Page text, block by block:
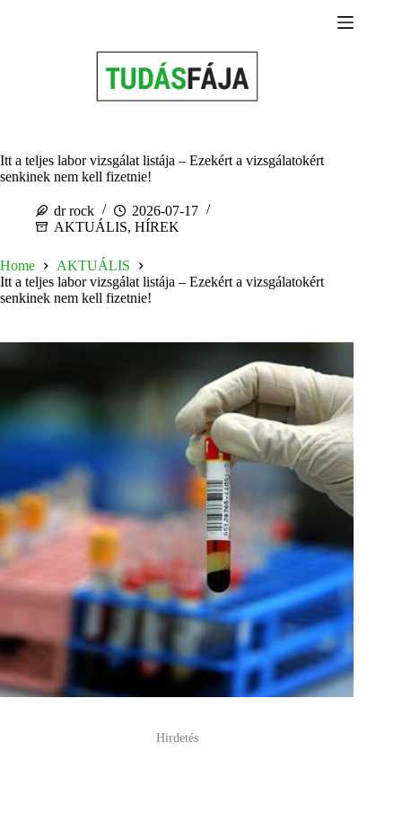
Itt a teljes labor vizsgálat listája – Ezekért a vizsgálatokért
senkinek nem kell fizetnie!
dr rock
2026-07-17
AKTUÁLIS, HÍREK
Home
AKTUÁLIS
Itt a teljes labor vizsgálat listája – Ezekért a vizsgálatokért
senkinek nem kell fizetnie!
Hirdetés